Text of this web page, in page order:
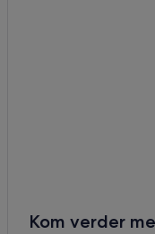
Kom verder